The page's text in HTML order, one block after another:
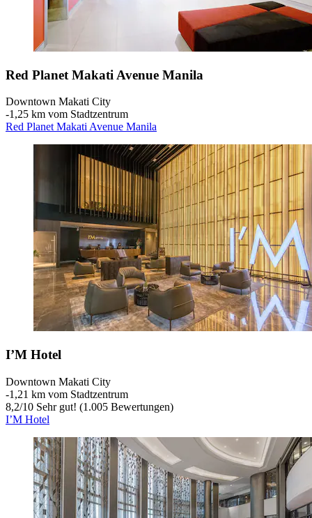
Red Planet Makati Avenue Manila
Downtown Makati City
‐1,25 km vom Stadtzentrum
Red Planet Makati Avenue Manila
I’M Hotel
Downtown Makati City
‐1,21 km vom Stadtzentrum
8,2/10 Sehr gut! (1.005 Bewertungen)
I’M Hotel